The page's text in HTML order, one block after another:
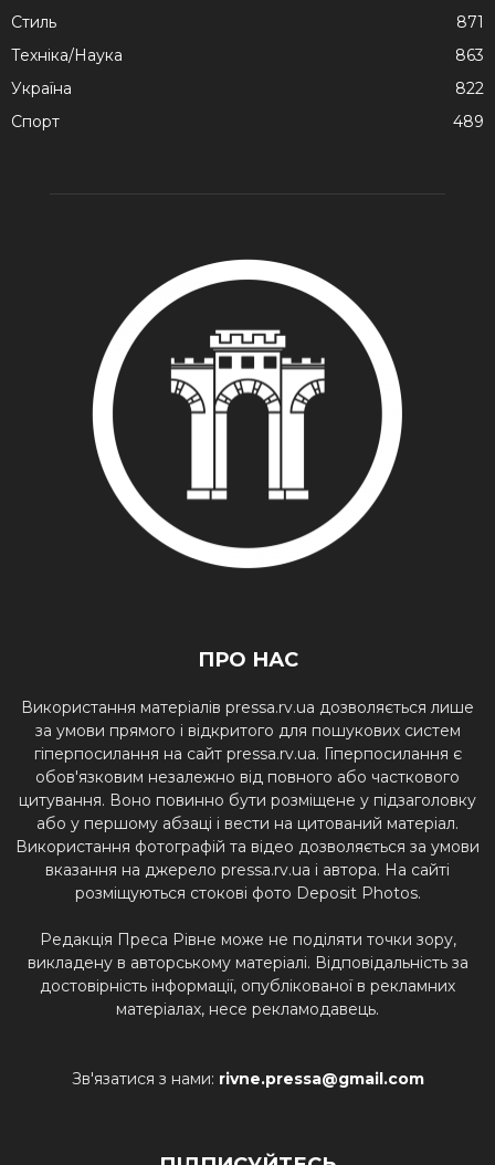
Стиль
871
Техніка/Наука
863
Україна
822
Спорт
489
ПРО НАС
Використання матеріалів pressa.rv.ua дозволяється лише
за умови прямого і відкритого для пошукових систем
гіперпосилання на сайт pressa.rv.ua. Гіперпосилання є
обов'язковим незалежно від повного або часткового
цитування. Воно повинно бути розміщене у підзаголовку
або у першому абзаці і вести на цитований матеріал.
Використання фотографій та відео дозволяється за умови
вказання на джерело pressa.rv.ua і автора. На сайті
розміщуються стокові фото Deposit Photos.
Редакція Преса Рівне може не поділяти точки зору,
викладену в авторському матеріалі. Відповідальність за
достовірність інформації, опублікованої в рекламних
матеріалах, несе рекламодавець.
Зв'язатися з нами: rivne.pressa@gmail.com